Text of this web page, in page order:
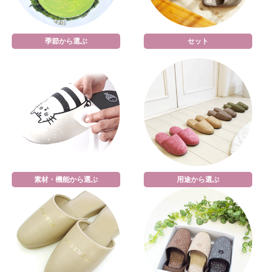
季節から選ぶ セット
素材・機能から選ぶ 用途から選ぶ